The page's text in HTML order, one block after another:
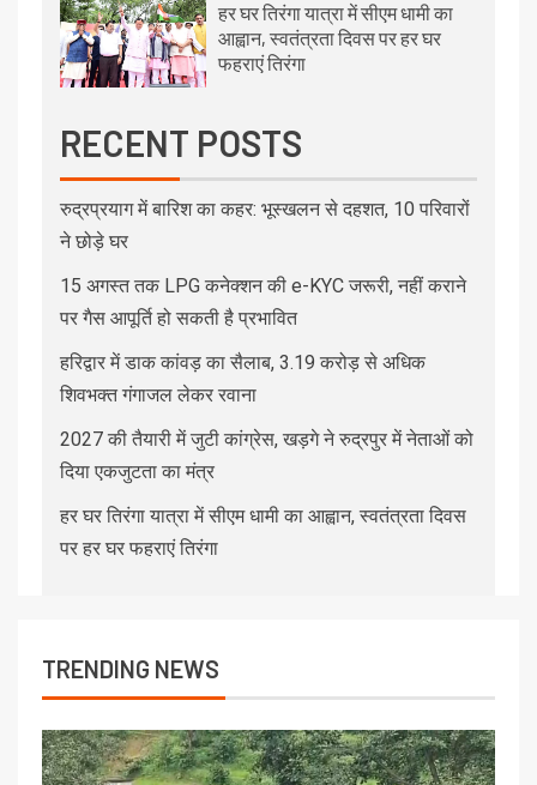
हर घर तिरंगा यात्रा में सीएम धामी का
आह्वान, स्वतंत्रता दिवस पर हर घर
फहराएं तिरंगा
RECENT POSTS
रुद्रप्रयाग में बारिश का कहर: भूस्खलन से दहशत, 10 परिवारों
ने छोड़े घर
15 अगस्त तक LPG कनेक्शन की e-KYC जरूरी, नहीं कराने
पर गैस आपूर्ति हो सकती है प्रभावित
हरिद्वार में डाक कांवड़ का सैलाब, 3.19 करोड़ से अधिक
शिवभक्त गंगाजल लेकर रवाना
2027 की तैयारी में जुटी कांग्रेस, खड़गे ने रुद्रपुर में नेताओं को
दिया एकजुटता का मंत्र
हर घर तिरंगा यात्रा में सीएम धामी का आह्वान, स्वतंत्रता दिवस
पर हर घर फहराएं तिरंगा
TRENDING NEWS